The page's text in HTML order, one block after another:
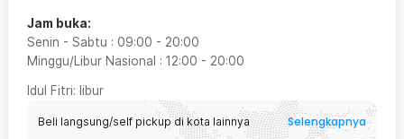
Jam buka:
Senin - Sabtu : 09:00 - 20:00
Minggu/Libur Nasional : 12:00 - 20:00
Idul Fitri: libur
Beli langsung/self pickup di kota lainnya Selengkapnya